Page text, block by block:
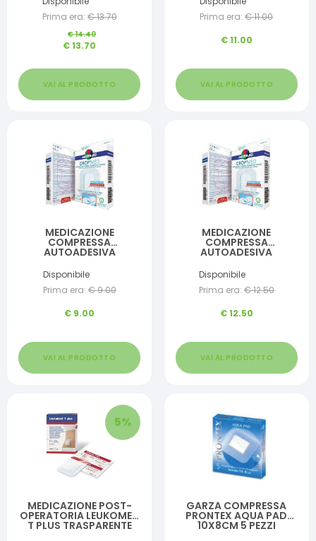
Prima era: €13.70
€14.40
€13.70
VAI AL PRODOTTO
AERATA MASTER-AID
DROP MED 10,5X15 5
Prima era: €11.00
€11.00
VAI AL PRODOTTO
MEDICAZIONE
COMPRESSA
AUTOADESIVA
IPOALLERGENICA
AERATA MASTER-AID
DROP MED 10X12 5 PEZZI
Disponibile
Prima era: €9.00
€ 9.00
VAI AL PRODOTTO
MEDICAZIONE
COMPRESSA
AUTOADESIVA
IPOALLERGENICA
AERATA MASTER-AID
DROP MED 10,5X25 3
Disponibile
Prima era: €12.50
€12.50
VAI AL PRODOTTO
5%
MEDICAZIONE POST-
OPERATORIA LEUKOMED
T PLUS TRASPARENTE
GARZA COMPRESSA
PRONTEX AQUA PAD
10X8CM 5 PEZZI